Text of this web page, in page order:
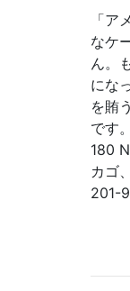
「ア
なケ
ん。
にな
を賄
です
180
カゴ
201-